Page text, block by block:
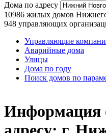
Дома по адресу
10986 жилых домов
948 управляющих
Главное меню
Управляющие
Аварийные дома
Улицы
Дома по году
Поиск домов по
Информация